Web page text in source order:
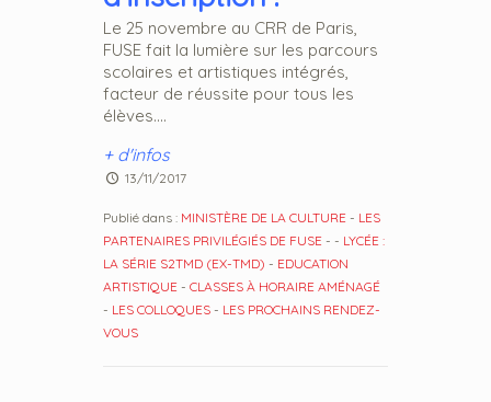
Le 25 novembre au CRR de Paris,
FUSE fait la lumière sur les parcours
scolaires et artistiques intégrés,
facteur de réussite pour tous les
élèves....
+ d'infos
13/11/2017
Publié dans : MINISTÈRE DE LA CULTURE - LES
PARTENAIRES PRIVILÉGIÉS DE FUSE - - LYCÉE :
LA SÉRIE S2TMD (EX-TMD) - EDUCATION
ARTISTIQUE - CLASSES À HORAIRE AMÉNAGÉ
- LES COLLOQUES - LES PROCHAINS RENDEZ-
VOUS